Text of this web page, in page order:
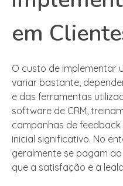
em
O custo de implementar
variar bastante,
e das ferramentas
software de CRM,
campanhas de
inicial significativo. No
geralmente se pagam
que a satisfação e a